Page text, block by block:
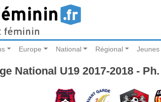
Europe National Régional Jeunes
National U19 2017-2018 -